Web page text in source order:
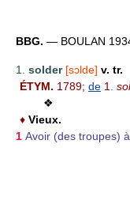
BBG. — BOULAN
1. solder [sɔlde] v. tr.
ÉTYM. 1789; de 1.
❖
♦ Vieux.
1 Avoir (des troupes)